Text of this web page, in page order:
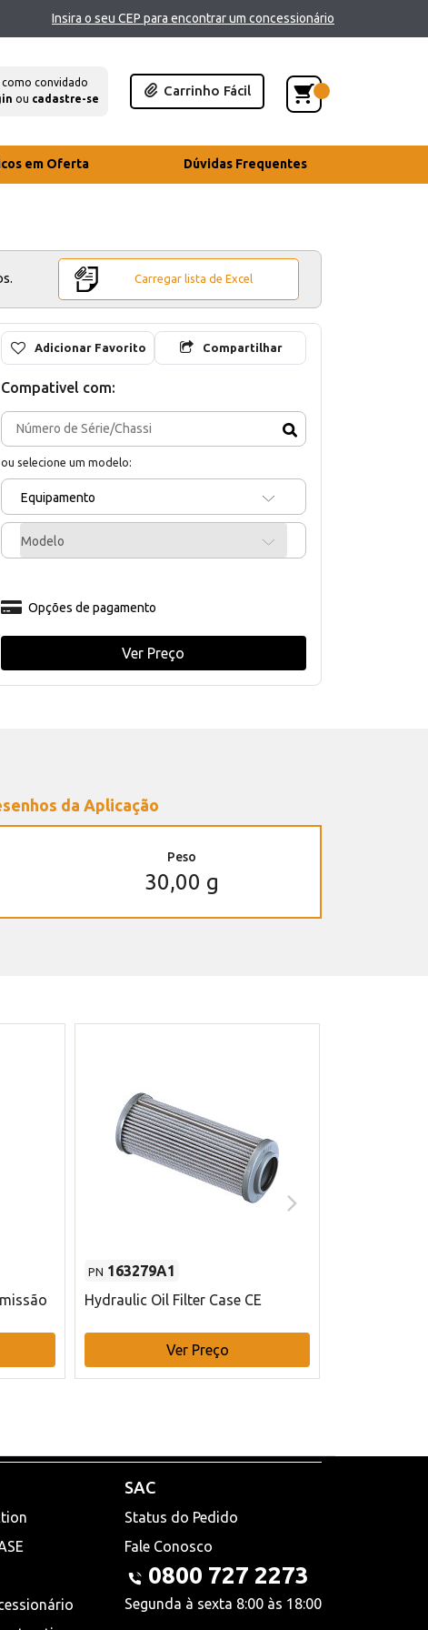
Insira o seu CEP para encontrar um concessionário
como convidado
ou cadastre-se
Carrinho Fácil
em Oferta Dúvidas Frequentes
Carregar lista de Excel
Adicionar Favorito Compartilhar
Compativel com:
ou selecione um modelo:
Equipamento
Modelo
Opções de pagamento
Ver Preço
da Aplicação
Peso
30,00 g
PN 163279A1
Hydraulic Oil Filter Case CE
Ver Preço
SAC
Status do Pedido
Fale Conosco
0800 727 2273
Segunda à sexta 8:00 às 18:00